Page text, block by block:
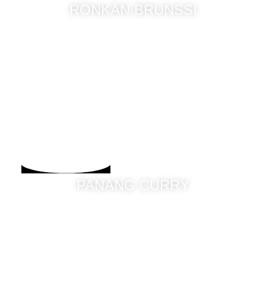
RÖNKÄN BRUNSSI
PANANG CURRY